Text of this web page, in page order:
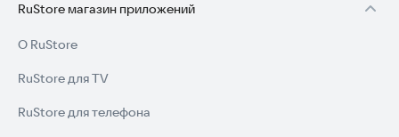
RuStore магазин приложений
О RuStore
RuStore для TV
RuStore для телефона